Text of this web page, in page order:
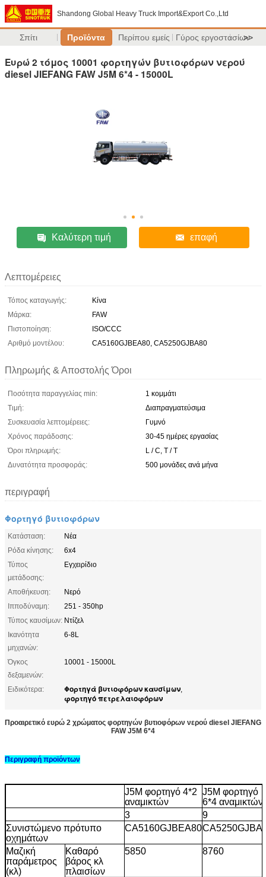
Shandong Global Heavy Truck Import&Export Co.,Ltd
Σπίτι Προϊόντα Περίπου εμείς Γύρος εργοστασίων
>>
Ευρώ 2 τόμος 10001 φορτηγών βυτιοφόρων νερού
diesel JIEFANG FAW J5M 6*4 - 15000L
Καλύτερη τιμή επαφή
Λεπτομέρειες
Τόπος καταγωγής:
Κίνα
Μάρκα:
FAW
Πιστοποίηση:
ISO/CCC
Αριθμό μοντέλου:
CA5160GJBEA80, CA5250GJBA80
Πληρωμής & Αποστολής Όροι
Ποσότητα παραγγελίας min:
1 κομμάτι
Τιμή:
Διαπραγματεύσιμα
Συσκευασία λεπτομέρειες:
Γυμνό
Χρόνος παράδοσης:
30-45 ημέρες εργασίας
Όροι πληρωμής:
L / C, T / T
Δυνατότητα προσφοράς:
500 μονάδες ανά μήνα
περιγραφή
Φορτηγό βυτιοφόρων
Κατάσταση:
Νέα
Ρόδα κίνησης:
6x4
Τύπος
μετάδοσης:
Εγχειρίδιο
Αποθήκευση:
Νερό
Ιπποδύναμη:
251 - 350hp
Τύπος καυσίμων: Ντίζελ
Ικανότητα
μηχανών:
6-8L
Όγκος
δεξαμενών:
10001 - 15000L
Ειδικότερα: Φορτηγά βυτιοφόρων καυσίμων,
φορτηγό πετρελαιοφόρων
Προαιρετικό ευρώ 2 χρώματος φορτηγών βυτιοφόρων νερού diesel JIEFANG
FAW J5M 6*4
Περιγραφή προϊόντων
J5M φορτηγό 4*2
αναμικτών
J5M φορτηγό
6*4 αναμικτών
3
9
Συνιστώμενο πρότυπο
οχημάτων
CA5160GJBEA80
Μαζική
παράμετρος
(κλ)
Καθαρό
βάρος κλ
πλαισίων
5850 8760